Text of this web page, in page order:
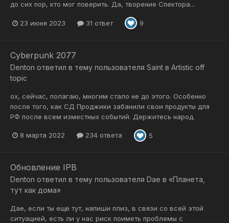
до сих пор, кто мог поверить. Да, творение Спектора...
23 июня 2023 31 ответ 9
Cyberpunk 2077
Denton ответил в тему пользователя Saint в Artistic off
topic
ох, сейчас, полагаю, многим стало не до этого. Особенно
после того, как СД Проджики забанили свои продукты для
РФ после всем изместных событий. Держитесь народ.
8 марта 2022 234 ответа 5
Обновление IPB
Denton ответил в тему пользователя Dae в «Планета,
тут как дома»
Дае, если ты еще тут, напиши плиз, в связи со всей этой
ситуацией, есть ли у нас риск поиметь проблемы с